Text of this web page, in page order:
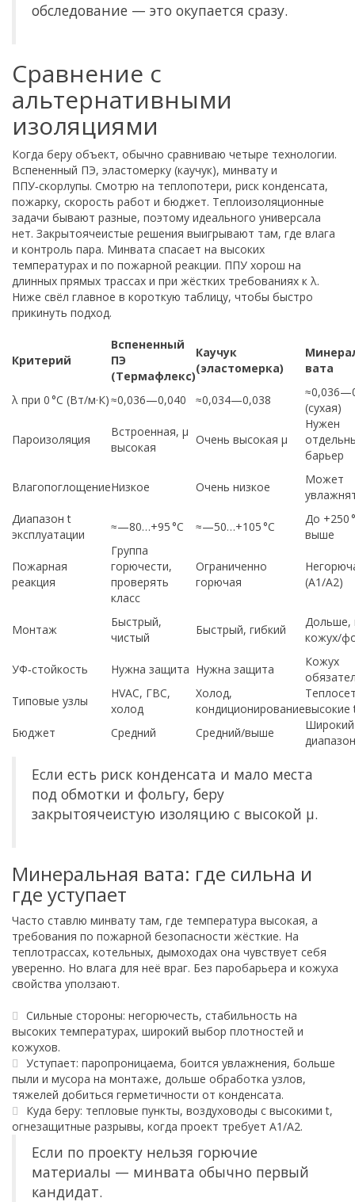
обследование — это окупается сразу.
Сравнение с
альтернативными
изоляциями
Когда беру объект, обычно сравниваю четыре технологии.
Вспененный ПЭ, эластомерку (каучук), минвату и
ППУ‑скорлупы. Смотрю на теплопотери, риск конденсата,
пожарку, скорость работ и бюджет. Теплоизоляционные
задачи бывают разные, поэтому идеального универсала
нет. Закрытоячеистые решения выигрывают там, где влага
и контроль пара. Минвата спасает на высоких
температурах и по пожарной реакции. ППУ хорош на
длинных прямых трассах и при жёстких требованиях к λ.
Ниже свёл главное в короткую таблицу, чтобы быстро
прикинуть подход.
Критерий
Вспененный
ПЭ
(Термафлекс)
Каучук
(эластомерка)
вата
λ при 0 °C (Вт/м·К)≈0,036—0,040 ≈0,034—0,038
(сухая)
Пароизоляция
Встроенная, μ
высокая
Очень высокая μ
Нужен
барьер
ВлагопоглощениеНизкое Очень низкое
Может
Диапазон t
эксплуатации
≈—80…+95 °C ≈—50…+105 °C
До +250
выше
Пожарная
реакция
Группа
горючести,
проверять
класс
Ограниченно
горючая
(A1/A2)
Монтаж
Быстрый,
чистый
Быстрый, гибкий
Дольше,
кожух/
УФ‑стойкость Нужна защита Нужна защита
Кожух
Типовые узлы
HVAC, ГВС,
холод
Холод,
кондиционированиевысокие
Бюджет
Средний Средний/выше
Широкий
диапазон
Если есть риск конденсата и мало места
под обмотки и фольгу, беру
закрытоячеистую изоляцию с высокой μ.
Минеральная вата: где сильна и
где уступает
Часто ставлю минвату там, где температура высокая, а
требования по пожарной безопасности жёсткие. На
теплотрассах, котельных, дымоходах она чувствует себя
уверенно. Но влага для неё враг. Без паробарьера и кожуха
свойства уползают.
Сильные стороны: негорючесть, стабильность на
высоких температурах, широкий выбор плотностей и
кожухов.
Уступает: паропроницаема, боится увлажнения, больше
пыли и мусора на монтаже, дольше обработка узлов,
тяжелей добиться герметичности от конденсата.
Куда беру: тепловые пункты, воздуховоды с высокими t,
огнезащитные разрывы, когда проект требует A1/A2.
Если по проекту нельзя горючие
материалы — минвата обычно первый
кандидат.